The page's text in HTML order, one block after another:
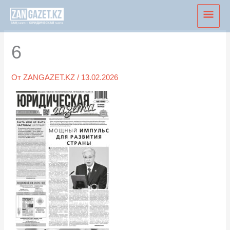
Перейти
содержимому
6
ОтZANGAZET.KZ/ 13.02.2026